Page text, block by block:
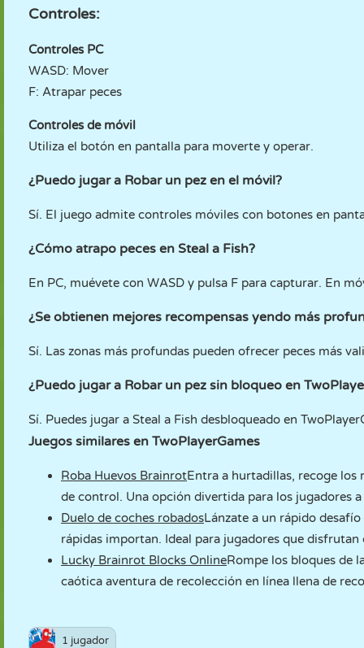
Controles:
Controles PC
WASD: Mover
F: Atrapar peces
Controles de móvil
Utiliza el botón en pantalla para moverte y operar.
¿Puedo jugar a Robar un pez en el móvil?
Sí. El juego admite controles móviles con botones en
¿Cómo atrapo peces en Steal a Fish?
En PC, muévete con WASD y pulsa F para capturar. En
¿Se obtienen mejores recompensas yendo más
Sí. Las zonas más profundas pueden ofrecer peces más
¿Puedo jugar a Robar un pez sin bloqueo en
Sí. Puedes jugar a Steal a Fish desbloqueado en
Juegos similares en TwoPlayerGames
Roba Huevos BrainrotEntra a hurtadillas, recoge los
de control. Una opción divertida para los jugadores
Duelo de coches robadosLánzate a un rápido
rápidas importan. Ideal para jugadores que
Lucky Brainrot Blocks OnlineRompe los bloques de
caótica aventura de recolección en línea llena de
1 jugador